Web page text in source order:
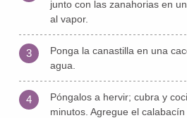
junto con las zanahorias en
al vapor.
3
Ponga la canastilla en una
agua.
4
Póngalos a hervir; cubra y
minutos. Agregue el